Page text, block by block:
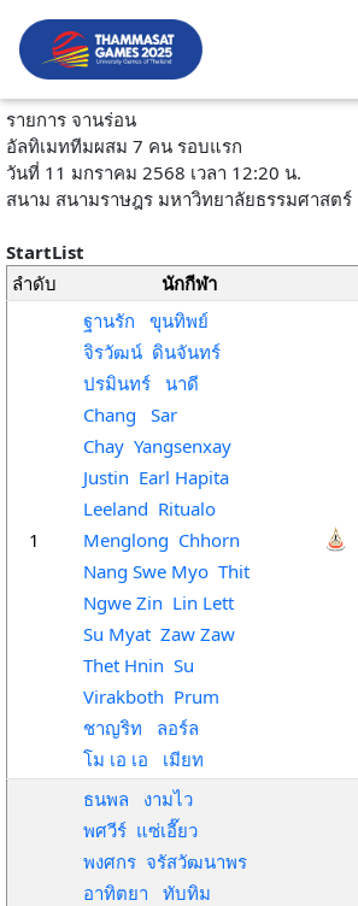
รายการ จานร่อน
อัลทิเมททีมผสม 7 คน รอบแรก
วันที่ 11 มกราคม 2568 เวลา 12:20 น.
สนาม สนามราษฎร มหาวิทยาลัยธรรมศาสตร์
StartList
ลำดับ
นักกีฬา
1
ฐานรัก ขุนทิพย์
จิรวัฒน์ ดินจันทร์
ปรมินทร์ นาดี
Chang Sar
Chay Yangsenxay
Justin Earl Hapita
Leeland Ritualo
Menglong Chhorn
Nang Swe Myo Thit
Ngwe Zin Lin Lett
Su Myat Zaw Zaw
Thet Hnin Su
Virakboth Prum
ชาญริท ลอร์ล
โม เอ เอ เมียท
ธนพล งามไว
พศวีร์ แซ่เอี๊ยว
พงศกร จรัสวัฒนาพร
อาทิตยา ทับทิม